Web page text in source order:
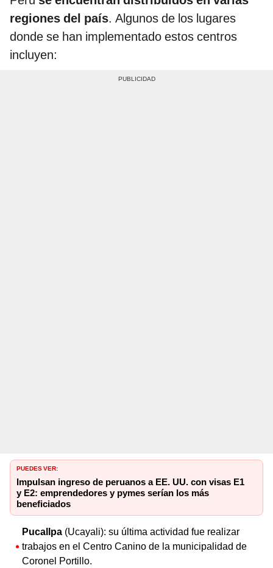
regiones del país. Algunos de los lugares
donde se han implementado estos centros
incluyen:
PUEDES VER:
Impulsan ingreso de peruanos a EE. UU. con visas E1
y E2: emprendedores y pymes serían los más
beneficiados
Pucallpa (Ucayali): su última actividad fue realizar
trabajos en el Centro Canino de la municipalidad de
Coronel Portillo.